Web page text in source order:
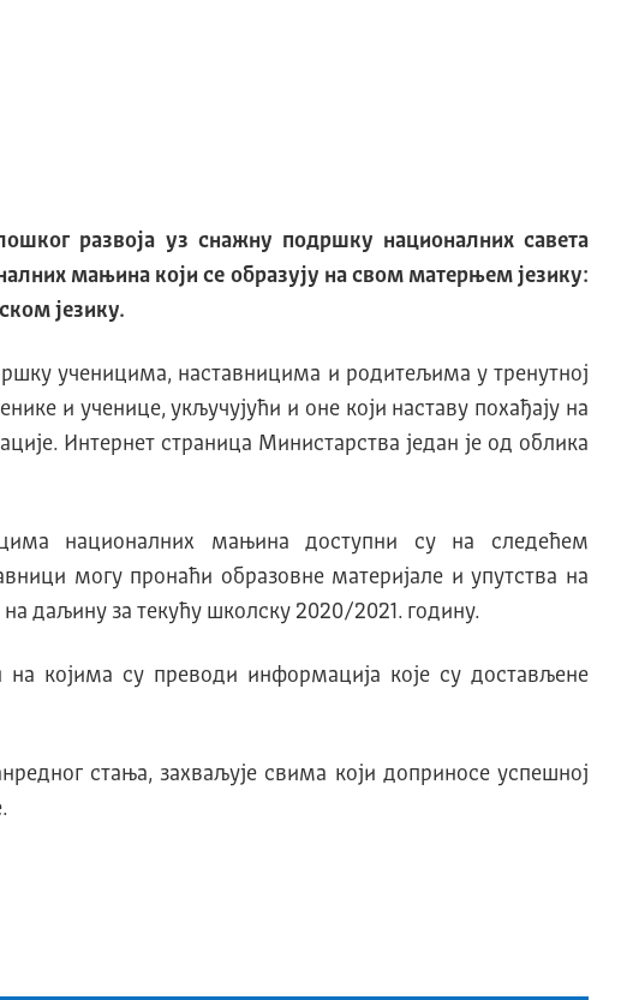
развоја уз снажну подршку националних савета
мањина који се образују на свом матерњем језику:
језику.
ученицима, наставницима и родитељима у тренутној
и ученице, укључујући и оне који наставу похађају на
Интернет страница Министарства један је од облика
националних мањина доступни су на следећем
могу пронаћи образовне материјале и упутства на
даљину за текућу школску 2020/2021. годину.
којима су преводи информација које су достављене
стања, захваљује свима који доприносе успешној